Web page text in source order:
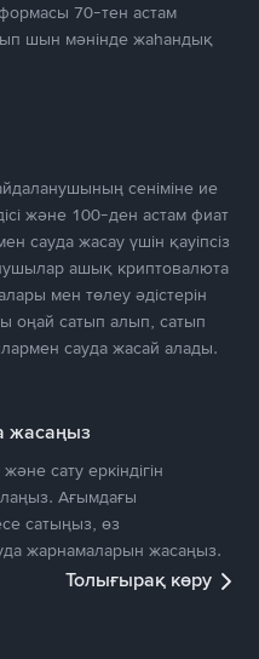
70-тен астам
шын мәнінде жаһандық
сеніміне ие
және 100-ден астам фиат
сауда жасау үшін қауіпсіз
ашық криптовалюта
мен төлеу әдістерін
оңай сатып алып, сатып
сауда жасай алады.
жасаңыз
сату еркіндігін
Ағымдағы
сатыңыз, өз
жарнамаларын жасаңыз.
Толығырақ көру